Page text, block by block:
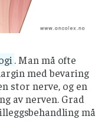
. Man må ofte
med bevaring
stor nerve, og en
av nerven. Grad
må